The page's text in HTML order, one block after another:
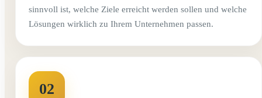
sinnvoll ist, welche Ziele erreicht werden sollen und welche
Lösungen wirklich zu Ihrem Unternehmen passen.
02